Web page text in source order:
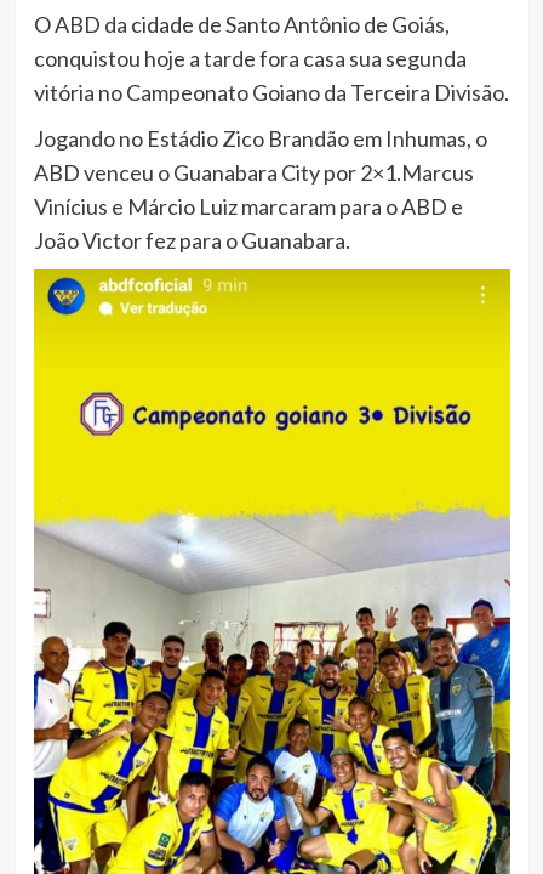
O ABD da cidade de Santo Antônio de Goiás,
conquistou hoje a tarde fora casa sua segunda
vitória no Campeonato Goiano da Terceira Divisão.
Jogando no Estádio Zico Brandão em Inhumas, o
ABD venceu o Guanabara City por 2×1.Marcus
Vinícius e Márcio Luiz marcaram para o ABD e
João Victor fez para o Guanabara.